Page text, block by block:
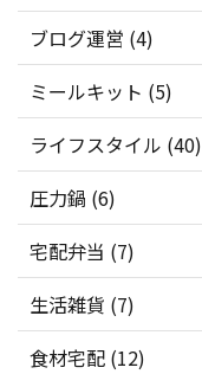
ブログ運営 (4)
ミールキット (5)
ライフスタイル (40)
圧力鍋 (6)
宅配弁当 (7)
生活雑貨 (7)
食材宅配 (12)